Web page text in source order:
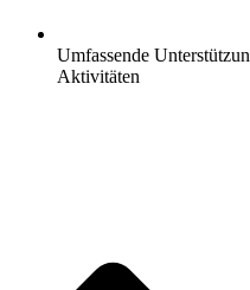
Umfassende
Aktivitäten